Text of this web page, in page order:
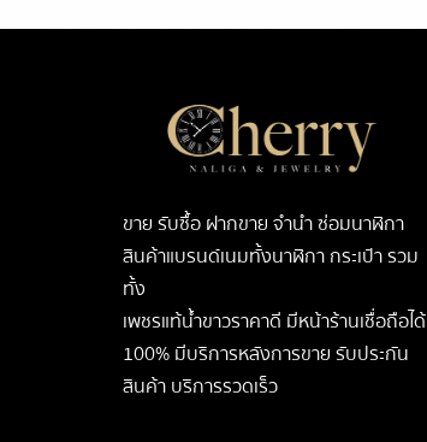
ขาย รับซื้อ ฝากขาย จำนำ ซ่อมนาฬิกา
สินค้าแบรนด์เนมทั้งนาฬิกา กระเป๋า รวม
ทั้ง
เพชรแท้น้ำขาวราคาดี มีหน้าร้านเชื่อถือได้
100% มีบริการหลังการขาย รับประกัน
สินค้า บริการรวดเร็ว